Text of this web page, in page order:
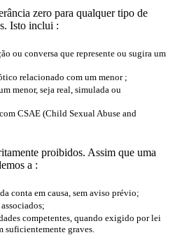
zero para qualquer tipo de
Isto inclui :
ou conversa que represente ou sugira um
relacionado com um menor ;
menor, seja real, simulada ou
CSAE (Child Sexual Abuse and
proibidos. Assim que uma
a :
conta em causa, sem aviso prévio;
competentes, quando exigido por lei
suficientemente graves.